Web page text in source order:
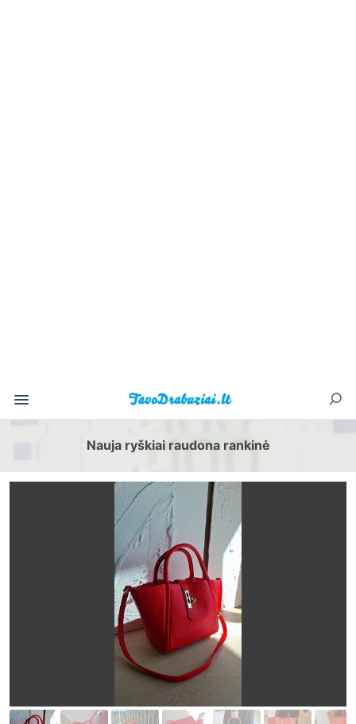
Nauja ryškiai raudona rankinė